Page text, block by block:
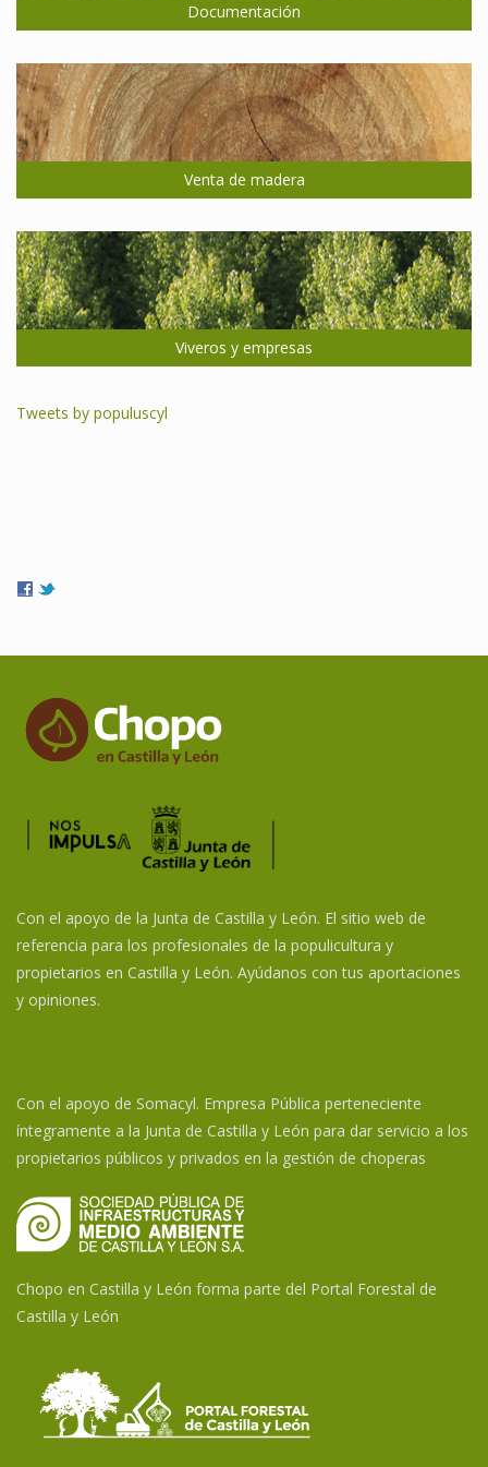
Documentación
Venta de madera
Viveros y empresas
Tweets by populuscyl
Con el apoyo de la Junta de Castilla y León. El sitio web de
referencia para los profesionales de la populicultura y
propietarios en Castilla y León. Ayúdanos con tus aportaciones
y opiniones.
Con el apoyo de Somacyl. Empresa Pública perteneciente
íntegramente a la Junta de Castilla y León para dar servicio a los
propietarios públicos y privados en la gestión de choperas
Chopo en Castilla y León forma parte del Portal Forestal de
Castilla y León